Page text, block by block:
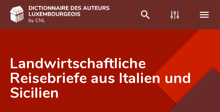
DE FR
Accueil
Landwirtschaftliche
Reisebriefe aus Italien und
Sicilien